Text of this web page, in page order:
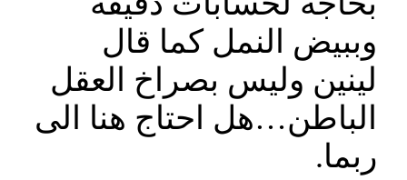
وببيض النمل كما قال
لينين وليس بصراخ العقل
الباطن…هل احتاج هنا الى
ربما.